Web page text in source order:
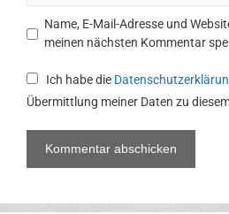
Name, E-Mail-Adresse und
meinen nächsten Kommentar
Ich habe die
Übermittlung meiner Daten zu